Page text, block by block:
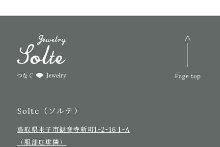
Solte（ソルテ）
鳥取県米子市観音寺新町1-2-16 1-A
（服部珈琲隣）